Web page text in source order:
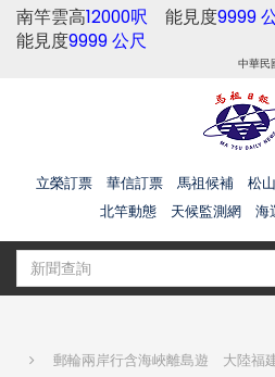
南竿雲高12000呎 能見度9999
能見度9999 公尺
中華民
立榮訂票 華信訂票 馬祖候補 松
北竿動態
天候監測網 海
郵輪兩岸行含海峽離島遊 大陸福